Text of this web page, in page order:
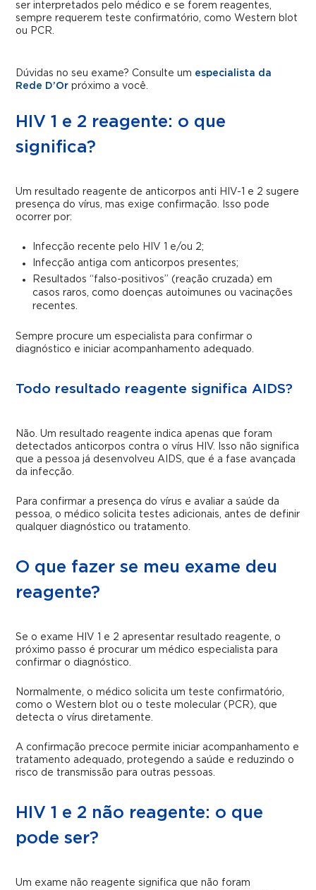
ser interpretados pelo médico e se forem reagentes,
sempre requerem teste confirmatório, como Western blot
ou PCR.
Dúvidas no seu exame? Consulte um especialista da
Rede D’Or próximo a você.
HIV 1 e 2 reagente: o que
significa?
Um resultado reagente de anticorpos anti HIV-1 e 2 sugere
presença do vírus, mas exige confirmação. Isso pode
ocorrer por:
Infecção recente pelo HIV 1 e/ou 2;
Infecção antiga com anticorpos presentes;
Resultados “falso-positivos” (reação cruzada) em
casos raros, como doenças autoimunes ou vacinações
recentes.
Sempre procure um especialista para confirmar o
diagnóstico e iniciar acompanhamento adequado.
Todo resultado reagente significa AIDS?
Não. Um resultado reagente indica apenas que foram
detectados anticorpos contra o vírus HIV. Isso não significa
que a pessoa já desenvolveu AIDS, que é a fase avançada
da infecção.
Para confirmar a presença do vírus e avaliar a saúde da
pessoa, o médico solicita testes adicionais, antes de definir
qualquer diagnóstico ou tratamento.
O que fazer se meu exame deu
reagente?
Se o exame HIV 1 e 2 apresentar resultado reagente, o
próximo passo é procurar um médico especialista para
confirmar o diagnóstico.
Normalmente, o médico solicita um teste confirmatório,
como o Western blot ou o teste molecular (PCR), que
detecta o vírus diretamente.
A confirmação precoce permite iniciar acompanhamento e
tratamento adequado, protegendo a saúde e reduzindo o
risco de transmissão para outras pessoas.
HIV 1 e 2 não reagente: o que
pode ser?
Um exame não reagente significa que não foram